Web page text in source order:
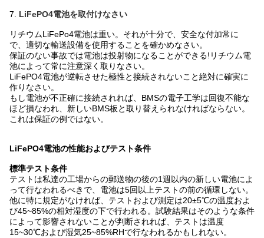
7. LiFePO4電池を取付けなさい
リチウムLiFePo4電池は重い。それが十分で、安全な付加常に
で、適切な輸送設備を使用することを確かめなさい。
保証のない事故では電池は投射物になることができる!リチウム電
池によって常に注意深く取りなさい。
LiFePO4電池が逆転させた極性と接続されないこと絶対に確実に
作りなさい。
もし電池が不正確に接続されれば、BMSの電子工学は回復不能な
ほど損なわれ、新しいBMS板と取り替えられなければならない。
これは保証の例ではない。
LiFePO4電池の性能およびテスト条件
標準テスト条件
テストは私達の工場からの郵送物の後の1週以内の新しい電池によ
って行なわれるべきで、電池は5回以上テストの前の循環しない。
他に特に規定がなければ、テストおよび測定は20±5℃の温度およ
び45~85%の相対湿度の下で行われる。試験結果はそのような条件
によって影響されないことが判断されれば、テストは温度
15~30℃および湿気25~85%RHで行なわれるかもしれない。